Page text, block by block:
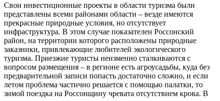
Свои инвестиционные проекты в области туризма были
представлены всеми районами области – везде имеются
прекрасные природные условия, но отсутствует
инфраструктура. В этом случае показателен Россонский
район, на территории которого расположены природные
заказники, привлекающие любителей экологического
туризма. Приезжие туристы неизменно сталкиваются с
вопросом размещения – в регионе есть агроусадьбы, куда без
предварительной записи попасть достаточно сложно, и если
летом проблема частично решается с помощью палатки, то
зимой поездка на Россонщину чревата отсутствием крова. В